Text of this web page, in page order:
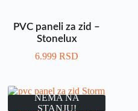
PVC paneli za zid –
Stonelux
6.999RSD
NEMA NA
STANJU!